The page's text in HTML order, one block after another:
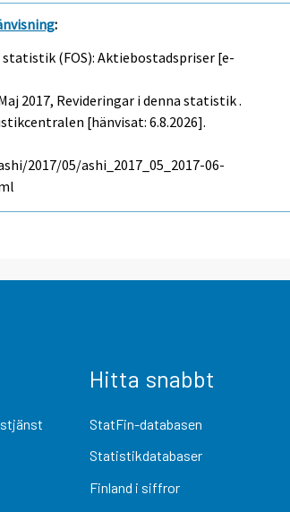
:
(FOS): Aktiebostadspriser [e-
2017, Revideringar i denna statistik .
[hänvisat: 6.8.2026].
2017/05/ashi_2017_05_2017-06-
Hitta snabbt
StatFin-databasen
Statistikdatabaser
Finland i siffror